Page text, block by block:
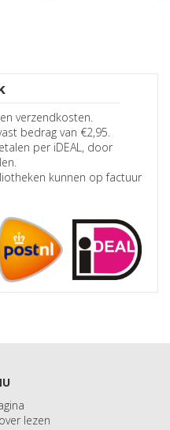
verzendkosten.
bedrag van €2,95.
per iDEAL, door
kunnen op factuur
lezen